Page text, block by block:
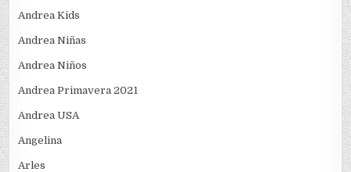
Andrea Kids
Andrea Niñas
Andrea Niños
Andrea Primavera 2021
Andrea USA
Angelina
Arles